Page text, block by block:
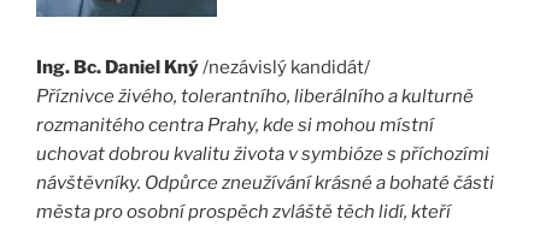
Ing. Bc. Daniel Kný/nezávislý kandidát/
Příznivce živého, tolerantního, liberálního a kulturně
rozmanitého centra Prahy, kde si mohou místní
uchovat dobrou kvalitu života v symbióze s příchozími
návštěvníky. Odpůrce zneužívání krásné a bohaté části
města pro osobní prospěch zvláště těch lidí, kteří